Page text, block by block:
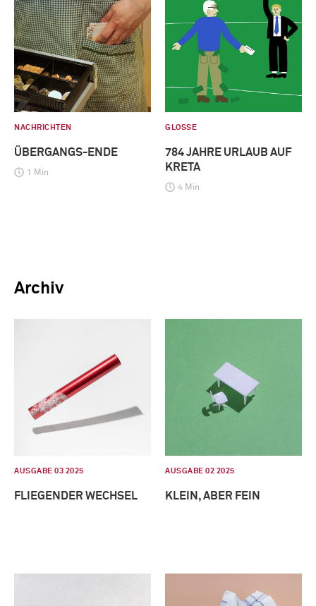
NACHRICHTEN
ÜBERGANGS-ENDE
1 Min
GLOSSE
784 JAHRE URLAUB AUF
KRETA
4 Min
Archiv
AUSGABE 03 2025
FLIEGENDER WECHSEL
AUSGABE 02 2025
KLEIN, ABER FEIN